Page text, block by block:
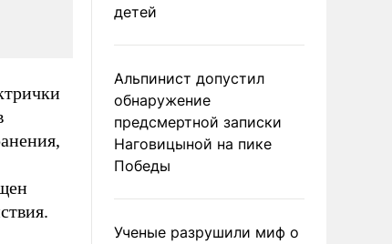
детей
Альпинист допустил
обнаружение
предсмертной записки
Наговицыной на пике
Победы
Ученые разрушили миф о